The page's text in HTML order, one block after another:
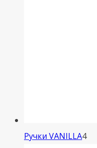
Ручки VANILLA44